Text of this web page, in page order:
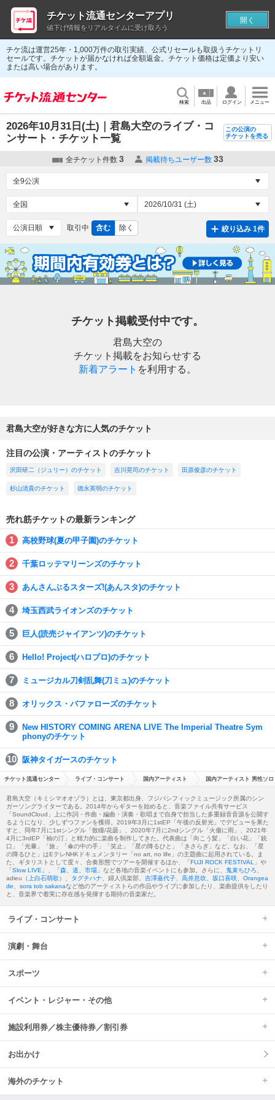
チケ流は運営25年・1,000万件の取引実績、公式リセールも取扱うチケットリ
セールです。チケットが届かなければ全額返金。チケット価格は定価より安い
または高い場合があります。
検索 出品 ログイン メニュー
2026年10月31日(土)｜君島大空のライブ・コ
ンサート・チケット一覧
この公演の
チケットを売る
全チケット件数 3 掲載待ちユーザー数 33
取引中 含む 除く 絞り込み 1件
チケット掲載受付中です。
君島大空の
チケット掲載をお知らせする
新着アラート を利用する。
君島大空が好きな方に人気のチケット
注目の公演・アーティストのチケット
沢田研二（ジュリー）のチケット 吉川晃司のチケット 田原俊彦のチケット
杉山清貴のチケット 徳永英明のチケット
売れ筋チケットの最新ランキング
高校野球(夏の甲子園)のチケット
千葉ロッテマリーンズのチケット
あんさんぶるスターズ!(あんスタ)のチケット
埼玉西武ライオンズのチケット
巨人(読売ジャイアンツ)のチケット
Hello! Project(ハロプロ)のチケット
ミュージカル刀剣乱舞(刀ミュ)のチケット
オリックス・バファローズのチケット
New HISTORY COMING ARENA LIVE The Imperial Theatre Sym
phonyのチケット
阪神タイガースのチケット
チケット流通センター ライブ・コンサート 国内アーティスト 国内アーティスト 男性ソロ
君島大空（キミシマオオゾラ）とは、東京都出身、フジパシフィックミュージック所属のシン
ガーソングライターである。2014年からギターを始めると、音楽ファイル共有サービス
「SoundCloud」上に作詞・作曲・編曲・演奏・歌唱まで自身で担当した多重録音音源を公開す
るようになり、少しずつファンを獲得。2019年3月に1stEP「午後の反射光」でデビューを果た
すと、同年7月に1stシングル「散瞳/花曇」、2020年7月に2ndシングル「火傷に雨」、2021年
4月に3rdEP「袖の汀」と精力的に楽曲を制作してきた。代表曲は「向こう髪」「白い花」「銃
口」「光暈」「旅」「傘の中の手」「笑止」「星の降るひと」「きさらぎ」など。なお、「星
の降るひと」はEテレNHKドキュメンタリー「no art, no life」の主題曲に起用されている。ま
た、ギタリストとして度々、合奏形態でツアーを開催するほか、「FUJI ROCK FESTIVAL
」や
「Slow LIVE 」、「森、道、市場 」など各地の音楽イベントにも参加。さらに、 鬼束ちひろ
adieu（ 上白石萌歌）、 タグチハナ 、婦人倶楽部、 吉澤嘉代子 高井息吹 坂口喜咲
Orangea
de
sora tob sakanaなど他のアーティストらの作品やライブに参加したり、楽曲提供をしたり
と、音楽界で着実に存在感を発揮する期待の音楽家だ。
ライブ・コンサート
演劇・舞台
スポーツ
イベント・レジャー・その他
施設利用券／株主優待券／割引券
お出かけ
海外のチケット
チケット流通センターアプリ
値下げ情報をリアルタイムに受け取ろう
開く